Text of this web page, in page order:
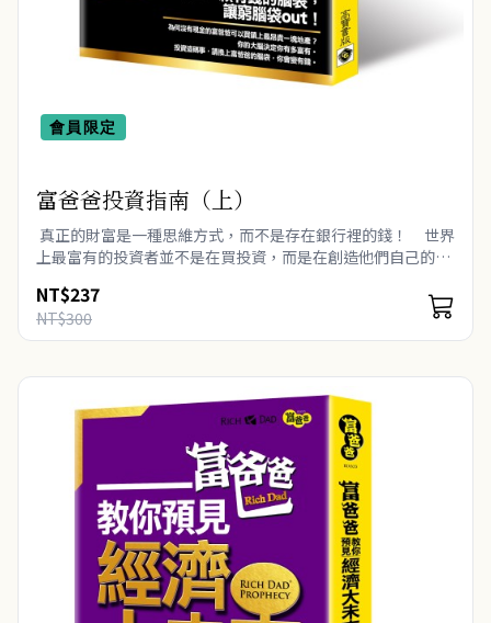
會員限定
富爸爸投資指南（上）
真正的財富是一種思維方式，而不是存在銀行裡的錢！ 世界
上最富有的投資者並不是在買投資，而是在創造他們自己的投
NT$237
NT$300